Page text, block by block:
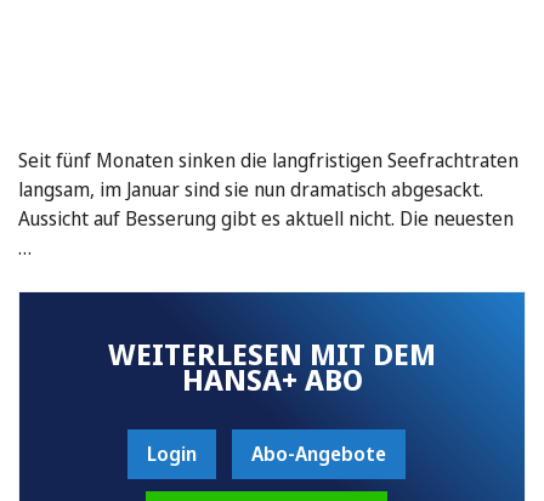
Seit fünf Monaten sinken die langfristigen Seefrachtraten
langsam, im Januar sind sie nun dramatisch abgesackt.
Aussicht auf Besserung gibt es aktuell nicht. Die neuesten
…
WEITERLESEN MIT DEM
HANSA+ ABO
Login Abo-Angebote